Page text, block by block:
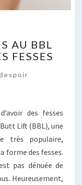
AU BBL
FESSES
des fesses
Lift (BBL), une
très populaire,
forme des fesses.
pas dénuée de
Heureusement,